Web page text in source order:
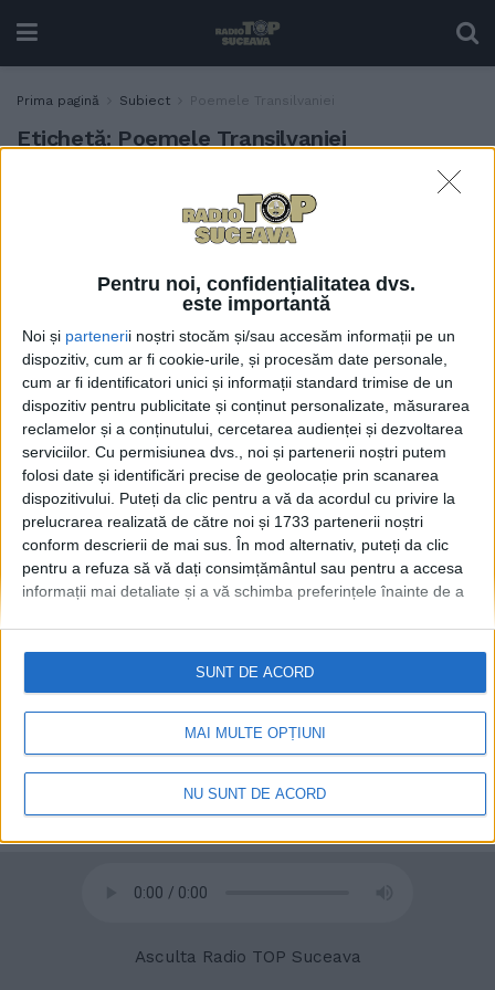
Pentru noi, confidențialitatea dvs.
este importantă
Noi și partenerii noștri stocăm și/sau accesăm informații pe un
dispozitiv, cum ar fi cookie-urile, și procesăm date personale,
cum ar fi identificatori unici și informații standard trimise de un
dispozitiv pentru publicitate și conținut personalizate, măsurarea
reclamelor și a conținutului, cercetarea audienței și dezvoltarea
serviciilor. Cu permisiunea dvs., noi și partenerii noștri putem
folosi date și identificări precise de geolocație prin scanarea
dispozitivului. Puteți da clic pentru a vă da acordul cu privire la
prelucrarea realizată de către noi și 1733 partenerii noștri
conform descrierii de mai sus. În mod alternativ, puteți da clic
pentru a refuza să vă dați consimțământul sau pentru a accesa
informații mai detaliate și a vă schimba preferințele înainte de a
retrageți consimțământul în orice moment, revenind la acest site
și făcând clic pe butonul "Confidențialitate" din partea de jos a
paginii web.
MAI MULTE OPȚIUNI
NU SUNT DE ACORD
SUNT DE ACORD
Prima pagină Subiect Poemele Transilvaniei
Etichetă: Poemele Transilvaniei
Scriitoarea suceveană
Angela Furtună, în
antologia Poemele
1 DECEMBRIE, 2025
© 2020 Radio TOP Suceava 104 FM
Asculta Radio TOP Suceava